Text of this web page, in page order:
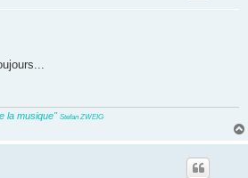
la musique" Stefan ZWEIG